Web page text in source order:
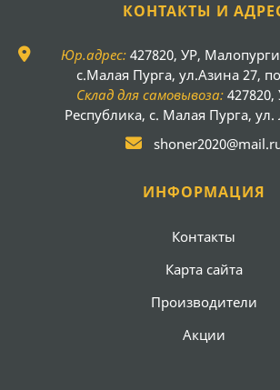
КОНТАКТЫ И
Юр.адрес: 427820, УР,
с.Малая Пурга, ул.Азина 27,
Склад для самовывоза: 427820,
Республика, с. Малая Пурга,
ИНФОРМАЦИЯ
Контакты
Карта сайта
Производители
Акции